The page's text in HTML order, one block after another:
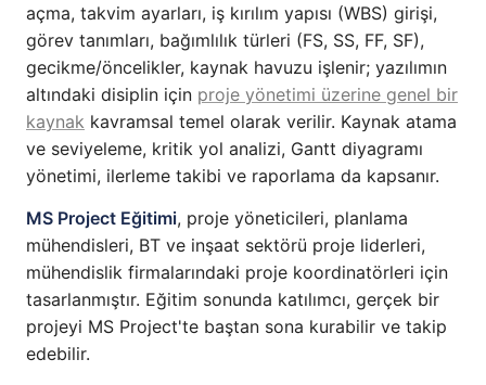
açma, takvim ayarları, iş kırılım yapısı (WBS) girişi,
görev tanımları, bağımlılık türleri (FS, SS, FF, SF),
gecikme/öncelikler, kaynak havuzu işlenir; yazılımın
altındaki disiplin için proje yönetimi üzerine genel bir
kaynak kavramsal temel olarak verilir. Kaynak atama
ve seviyeleme, kritik yol analizi, Gantt diyagramı
yönetimi, ilerleme takibi ve raporlama da kapsanır.
MS Project Eğitimi, proje yöneticileri, planlama
mühendisleri, BT ve inşaat sektörü proje liderleri,
mühendislik firmalarındaki proje koordinatörleri için
tasarlanmıştır. Eğitim sonunda katılımcı, gerçek bir
projeyi MS Project'te baştan sona kurabilir ve takip
edebilir.